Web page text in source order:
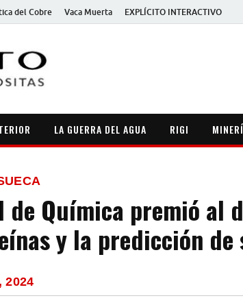
del Cobre Vaca Muerta EXPLÍCITO INTERACTIVO
LA GUERRA DEL AGUA RIGI
de Química premió al
y la predicción
2024